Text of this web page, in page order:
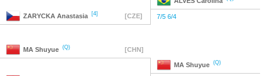
ZARYCKA Anastasia [4] [CZE] 7/5 6/4
MA Shuyue (Q) [CHN]
MA Shuyue (Q)